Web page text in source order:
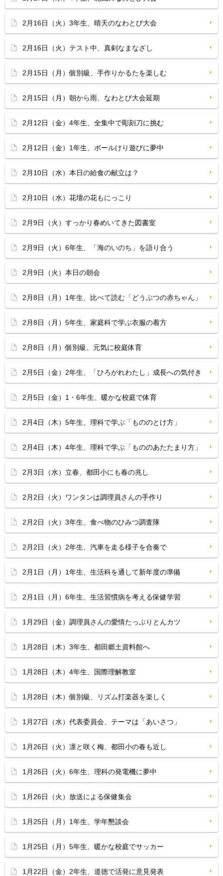
2月16日（火）3年生、晴天のなわとび大会
2月16日（火）テスト中、真剣なまなざし
2月15日（月）個別級、手作りかるたを楽しむ
2月15日（月）朝から雨、なわとび大会延期
2月12日（金）4年生、全集中で彫刻刀に挑む
2月12日（金）1年生、ボールけり遊びに夢中
2月10日（水）本日の給食の献立は？
2月10日（水）花壇の花もにっこり
2月9日（火）すっかり春めいてきた図書室
2月9日（火）6年生、「海のいのち」を語り合う
2月9日（火）本日の朝会
2月8日（月）1年生、比べて読む「どうぶつの赤ちゃん」
2月8日（月）5年生、家庭科で学ぶ衣服の着方
2月8日（月）個別級、元気に校庭体育
2月5日（金）2年生、「ひろがれわたし」成長への気付き
2月5日（金）1・6年生、暖かな校庭で体育
2月4日（木）5年生、理科で学ぶ「もののとけ方」
2月4日（木）4年生、理科で学ぶ「もののあたたまり方」
2月3日（水）立春、都田小にも春の兆し
2月2日（火）ワンタンは調理員さんの手作り
2月2日（火）3年生、食べ物のひみつ調査隊
2月2日（火）2年生、汽車を走る様子を合奏で
2月1日（月）1年生、生活科を通して新年度の準備
2月1日（月）6年生、生活習慣病を考える保健学習
1月29日（金）調理員さんの愛情たっぷりとんカツ
1月28日（木）3年生、都田郷土資料館へ
1月28日（木）4年生、国際理解教室
1月28日（木）個別級、リズム打楽器を楽しく
1月27日（水）代表委員会、テーマは「あいさつ」
1月26日（火）凛と咲く梅、都田小の春も近し
1月26日（火）6年生、理科の発電機に夢中
1月26日（火）放送による保健集会
1月25日（月）1年生、学年懇談会
1月25日（月）5年生、暖かな校庭でサッカー
1月22日（金）2年生、道徳で活発に意見発表